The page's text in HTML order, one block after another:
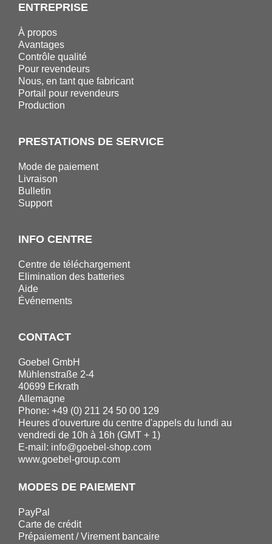
ENTREPRISE
À propos
Avantages
Contrôle qualité
Pour revendeurs
Nous, en tant que fabricant
Portail pour revendeurs
Production
PRESTATIONS DE SERVICE
Mode de paiement
Livraison
Bulletin
Support
INFO CENTRE
Centre de téléchargement
Elimination des batteries
Aide
Événements
CONTACT
Goebel GmbH
Mühlenstraße 2-4
40699 Erkrath
Allemagne
Phone: +49 (0) 211 24 50 00 129
Heures d'ouverture du centre d'appels du lundi au
vendredi de 10h à 16h (GMT + 1)
E-mail: info@goebel-shop.com
www.goebel-group.com
MODES DE PAIEMENT
PayPal
Carte de crédit
Prépaiement / Virement bancaire